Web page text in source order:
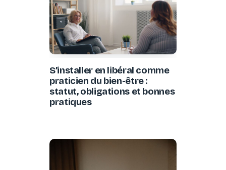
S’installer en libéral comme
praticien du bien-être :
statut, obligations et bonnes
pratiques